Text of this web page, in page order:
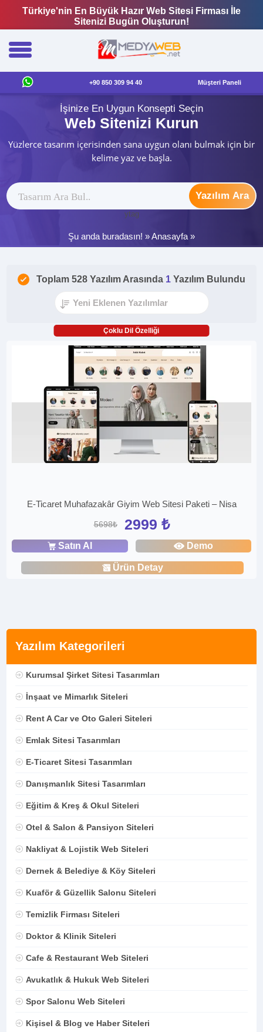
Türkiye'nin En Büyük Hazır Web Sitesi Firması İle
Sitenizi Bugün Oluşturun!
+90 850 309 94 40 Müşteri Paneli
İşinize En Uygun Konsepti Seçin
Web Sitenizi Kurun
Yüzlerce tasarım içerisinden sana uygun olanı bulmak için bir
kelime yaz ve başla.
Yazılım Ara
ytag
Şu anda buradasın! »Anasayfa »
Yazılım Kategorileri
Kurumsal Şirket Sitesi Tasarımları
İnşaat ve Mimarlık Siteleri
Rent A Car ve Oto Galeri Siteleri
Emlak Sitesi Tasarımları
E-Ticaret Sitesi Tasarımları
Danışmanlık Sitesi Tasarımları
Eğitim & Kreş & Okul Siteleri
Otel & Salon & Pansiyon Siteleri
Nakliyat & Lojistik Web Siteleri
Dernek & Belediye & Köy Siteleri
Kuaför & Güzellik Salonu Siteleri
Temizlik Firması Siteleri
Doktor & Klinik Siteleri
Cafe & Restaurant Web Siteleri
Avukatlık & Hukuk Web Siteleri
Spor Salonu Web Siteleri
Kişisel & Blog ve Haber Siteleri
Toplam 528 Yazılım Arasında 1 Yazılım Bulundu
Çoklu Dil Özelliği
E-Ticaret Muhafazakâr Giyim Web Sitesi Paketi – Nisa
5698₺ 2999 ₺
Satın Al Demo
Ürün Detay